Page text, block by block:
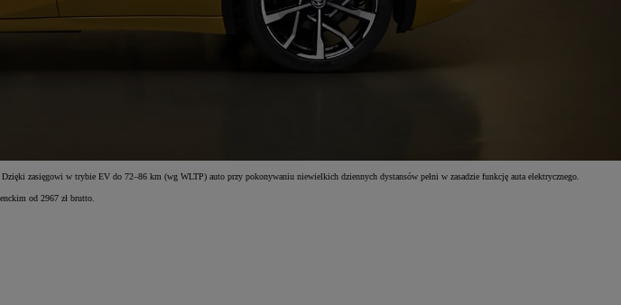
Dzięki zasięgowi w trybie EV do 72–86 km (wg WLTP) auto przy pokonywaniu niewielkich dziennych dystansów pełni w zasadzie funkcję auta elektrycznego.
od 2967 zł brutto.